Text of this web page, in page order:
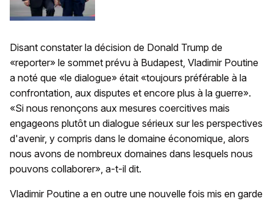
Disant constater la décision de Donald Trump de
«reporter» le sommet prévu à Budapest, Vladimir Poutine
a noté que «le dialogue» était «toujours préférable à la
confrontation, aux disputes et encore plus à la guerre».
«Si nous renonçons aux mesures coercitives mais
engageons plutôt un dialogue sérieux sur les perspectives
d'avenir, y compris dans le domaine économique, alors
nous avons de nombreux domaines dans lesquels nous
pouvons collaborer», a-t-il dit.
Vladimir Poutine a en outre une nouvelle fois mis en garde